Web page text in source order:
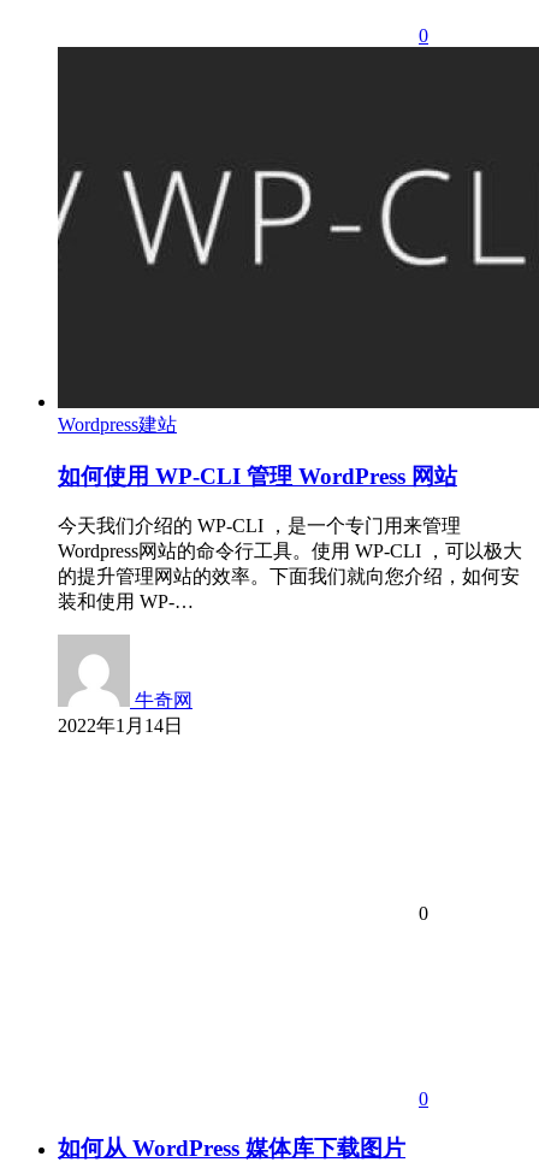
0
Wordpress建站
如何使用 WP-CLI 管理 WordPress 网站
今天我们介绍的 WP-CLI ，是一个专门用来管理
Wordpress网站的命令行工具。使用 WP-CLI ，可以极大
的提升管理网站的效率。下面我们就向您介绍，如何安
装和使用 WP-…
牛奇网
2022年1月14日
0
0
如何从 WordPress 媒体库下载图片